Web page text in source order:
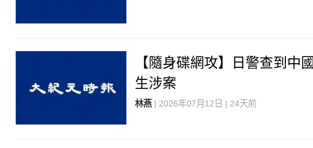
【隨身碟網攻】日警查到中
生涉案
林燕 | 2026年07月12日 | 24天前